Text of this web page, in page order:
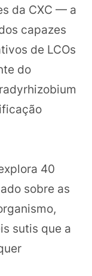
da CXC — a
capazes
de LCOs
do
40
sobre as
sutis que a